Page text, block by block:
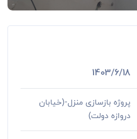
1403/6/18
پروژه بازسازی منزل-(خیابان
دروازه دولت)